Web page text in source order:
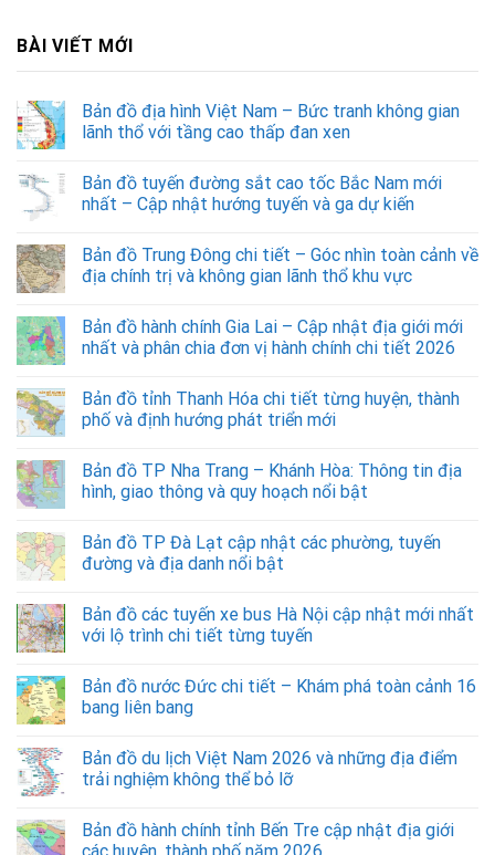
BÀI VIẾT MỚI
Bản đồ địa hình Việt Nam – Bức tranh không gian
lãnh thổ với tầng cao thấp đan xen
Bản đồ tuyến đường sắt cao tốc Bắc Nam mới
nhất – Cập nhật hướng tuyến và ga dự kiến
Bản đồ Trung Đông chi tiết – Góc nhìn toàn cảnh về
địa chính trị và không gian lãnh thổ khu vực
Bản đồ hành chính Gia Lai – Cập nhật địa giới mới
nhất và phân chia đơn vị hành chính chi tiết 2026
Bản đồ tỉnh Thanh Hóa chi tiết từng huyện, thành
phố và định hướng phát triển mới
Bản đồ TP Nha Trang – Khánh Hòa: Thông tin địa
hình, giao thông và quy hoạch nổi bật
Bản đồ TP Đà Lạt cập nhật các phường, tuyến
đường và địa danh nổi bật
Bản đồ các tuyến xe bus Hà Nội cập nhật mới nhất
với lộ trình chi tiết từng tuyến
Bản đồ nước Đức chi tiết – Khám phá toàn cảnh 16
bang liên bang
Bản đồ du lịch Việt Nam 2026 và những địa điểm
trải nghiệm không thể bỏ lỡ
Bản đồ hành chính tỉnh Bến Tre cập nhật địa giới